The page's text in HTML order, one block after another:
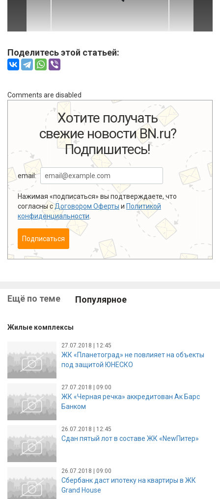
Поделитесь этой статьей:
Comments are disabled
Хотите получать
свежие новости BN.ru?
Подпишитесь!
email:
Нажимая «подписаться» вы подтверждаете, что
согласны сДоговором Оферты и Политикой
конфиденциальности
Подписаться
Ещё по теме Популярное
Жилые комплексы
27.07.2018 | 12:45
ЖК «Планетоград» не повлияет на объекты
под защитой ЮНЕСКО
27.07.2018 | 09:00
ЖК «Черная речка» аккредитован Ак Барс
Банком
26.07.2018 | 12:45
Сдан пятый лот в составе ЖК «NewПитер»
26.07.2018 | 09:00
Сбербанк даст ипотеку на квартиры в ЖК
Grand House